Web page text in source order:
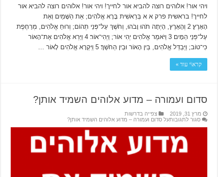
ויהי אור! אלוהים רוצה להביא אור לחייך! ויהי אור! אלוהים רוצה להביא אור
לחייך! בראשית פרק א א בְּרֵאשִׁית בָּרָא אֱלֹהִים; אֵת הַשָּׁמַיִם וְאֵת
הָאָרֶץ׃ 2 וְהָאָרֶץ, הָיְתָה תֹהוּ וָבֹהוּ, וְחֹשֶׁךְ עַל־פְּנֵי תְהוֹם; וְרוּחַ אֱלֹהִים, מְרַחֶפֶת
עַל־פְּנֵי הַמָּיִם׃ 3 וַיֹּאמֶר אֱלֹהִים יְהִי אוֹר; וַיְהִי־אוֹר׃ 4 וַיַּרְא אֱלֹהִים אֶת־הָאוֹר
כִּי־טוֹב; וַיַּבְדֵּל אֱלֹהִים, בֵּין הָאוֹר וּבֵין הַחֹשֶׁךְ׃ 5 וַיִּקְרָא אֱלֹהִים לָאוֹר …
קרא\י עוד »
סדום ועמורה – מדוע אלוהים השמיד אותן?
מרץ 31, 2019
צפייה בדרשות
סגור לתגובותעל סדום ועמורה – מדוע אלוהים השמיד אותן?